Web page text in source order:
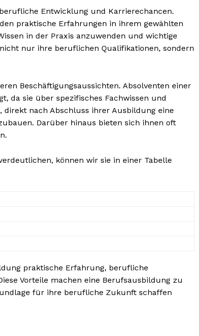
Entwicklung und Karrierechancen.
praktische Erfahrungen in ihrem gewählten
in der Praxis anzuwenden und wichtige
nur ihre beruflichen Qualifikationen, sondern
Beschäftigungsaussichten. Absolventen einer
da sie über spezifisches Fachwissen und
direkt nach Abschluss ihrer Ausbildung eine
Darüber hinaus bieten sich ihnen oft
können wir sie in einer Tabelle
praktische Erfahrung, berufliche
Vorteile machen eine Berufsausbildung zu
für ihre berufliche Zukunft schaffen